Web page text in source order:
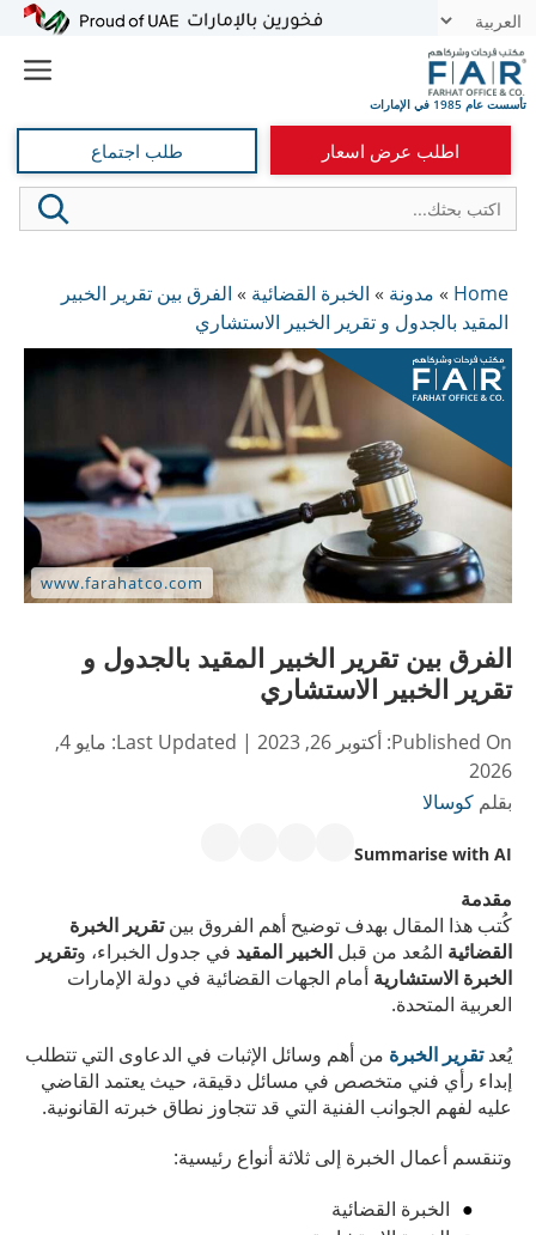
انتقل
المحتوى
اطلب عرض اسعار طلب اجتماع
Home
» مدونة » الخبرة القضائية » الفرق بين تقرير الخبير
المقيد بالجدول و تقرير الخبير الاستشاري
الفرق بين تقرير الخبير المقيد بالجدول و
تقرير الخبير الاستشاري
Published On: أكتوبر 26, 2023 | Last Updated:
مايو 4,
2026
بقلم كوسالا
Summarise with AI
مقدمة
كُتب هذا المقال بهدف توضيح أهم الفروق بينتقرير الخبرة
القضائية المُعد من قبل الخبير المقيد في جدول الخبراء، وتقرير
الخبرة الاستشارية أمام الجهات القضائية في دولة الإمارات
العربية المتحدة.
يُعدتقرير الخبرة من أهم وسائل الإثبات في الدعاوى التي تتطلب
إبداء رأي فني متخصص في مسائل دقيقة، حيث يعتمد القاضي
عليه لفهم الجوانب الفنية التي قد تتجاوز نطاق خبرته القانونية.
وتنقسم أعمال الخبرة إلى ثلاثة أنواع رئيسية:
الخبرة القضائية